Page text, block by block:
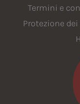
Termini e
Protezione